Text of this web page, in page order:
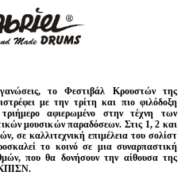
το Φεστιβάλ Κρουστών της
με την τρίτη και πιο φιλόδοξη
αφιερωμένο στην τέχνη των
μουσικών παραδόσεων. Στις 1, 2 και
σε καλλιτεχνική επιμέλεια του σολίστ
το κοινό σε μια συναρπαστική
που θα δονήσουν την αίθουσα της